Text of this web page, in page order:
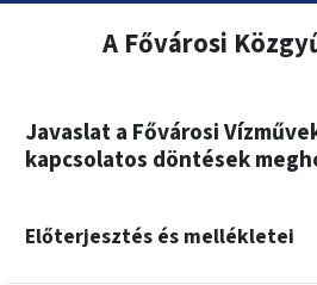
A Fővárosi
Javaslat a Fővárosi
kapcsolatos döntések
Előterjesztés és mellékletei